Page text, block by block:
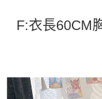
短信。
1. 本服务系由 “台湾大
本服务购买商品或服
APP於四大便利商店
繳費期限，為商家向您
出。使用AFTEE下訂
付款 後全家取貨
每笔NT$45，满
F:衣長60CM